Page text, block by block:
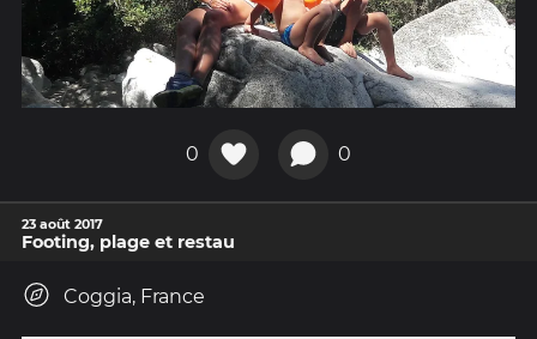
0 0
23 août 2017
Footing, plage et restau
Coggia, France